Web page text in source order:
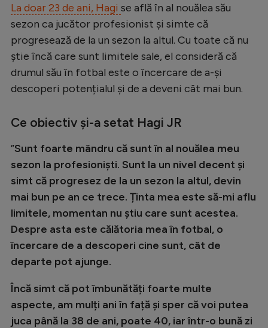
Starurile fotbalului
EURO 2024
Stranieri
Clasamente
Handbal
Natație
Gimnastică
Auto
Ciclism
Alte sporturi
La doar 23 de ani, Hagi se află în al nouălea său
sezon ca jucător profesionist și simte că
progresează de la un sezon la altul. Cu toate că nu
știe încă care sunt limitele sale, el consideră că
drumul său în fotbal este o încercare de a-și
descoperi potențialul și de a deveni cât mai bun.
Ce obiectiv și-a setat Hagi JR
”Sunt foarte mândru că sunt în al nouălea meu
sezon la profesioniști. Sunt la un nivel decent și
simt că progresez de la un sezon la altul, devin
mai bun pe an ce trece. Ținta mea este să-mi aflu
limitele, momentan nu știu care sunt acestea.
Despre asta este călătoria mea în fotbal, o
încercare de a descoperi cine sunt, cât de
departe pot ajunge.
Încă simt că pot îmbunătăți foarte multe
aspecte, am mulți ani în față și sper că voi putea
juca până la 38 de ani, poate 40, iar într-o bună zi